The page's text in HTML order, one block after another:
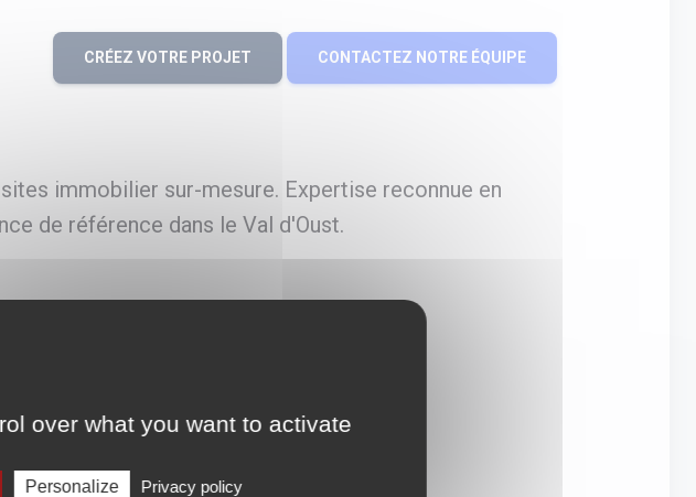
CRÉEZ VOTRE PROJET CONTACTEZ NOTRE ÉQUIPE
immobilier sur-mesure. Expertise reconnue en
de référence dans le Val d'Oust.
over what you want to activate
Personalize Privacy policy